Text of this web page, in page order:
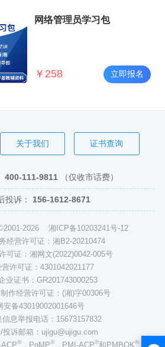
网络管理员学习包
￥ 258 立即报名
关于我们 证书查询
400-111-9811 （仅收市话费）
投诉： 156-1612-8671
2026 湘ICP备10203241号-12
经营许可证：湘B2-20210474
可证：湘网文(2022)0042-005号
许可证：4301042021177
业证书：GR201743000253
作经营许可证：(湘)字00306号
安备43019002001646号
息举报电话：15673157832
投诉邮箱：ujigu@ujigu.com
®，PgMP®，PMI-ACP®和PMBOK®